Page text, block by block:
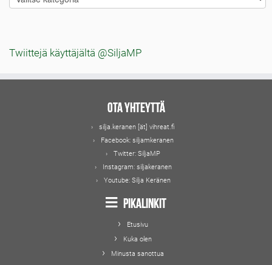
aiheet
Twiittejä käyttäjältä @SiljaMP
Ota yhteyttä
silja.keranen [ät] vihreat.fi
Facebook: siljamkeranen
Twitter: SiljaMP
Instagram: siljakeranen
Youtube: Silja Keränen
Pikalinkit
Etusivu
Kuka olen
Minusta sanottua